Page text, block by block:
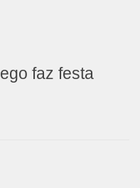
faz festa